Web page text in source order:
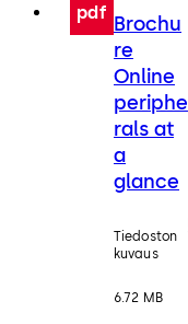
pdf Brochu
re
Online
periphe
rals at
a
glance
Tiedoston
kuvaus
6.72 MB